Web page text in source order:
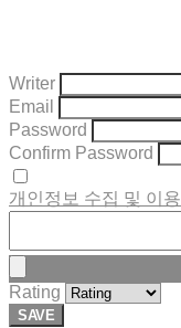
Writer
Email
Password
Confirm Password
개인정보 수집 및 이용
Rating
SAVE